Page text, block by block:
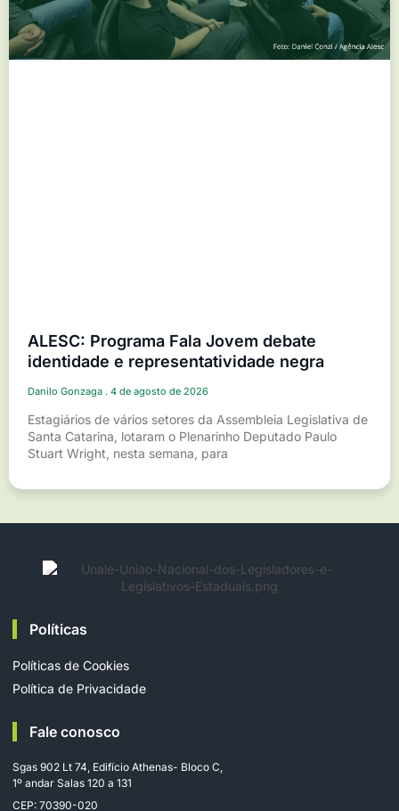
ALESC: Programa Fala Jovem debate
identidade e representatividade negra
Danilo Gonzaga 4 de agosto de 2026
Estagiários de vários setores da Assembleia Legislativa de
Santa Catarina, lotaram o Plenarinho Deputado Paulo
Stuart Wright, nesta semana, para
Políticas
Políticas de Cookies
Política de Privacidade
Fale conosco
Sgas 902 Lt 74, Edifício Athenas- Bloco C,
1º andar Salas 120 a 131
CEP: 70390-020